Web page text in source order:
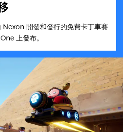
Nexon 開發和發行的免費卡丁車賽
上發布。